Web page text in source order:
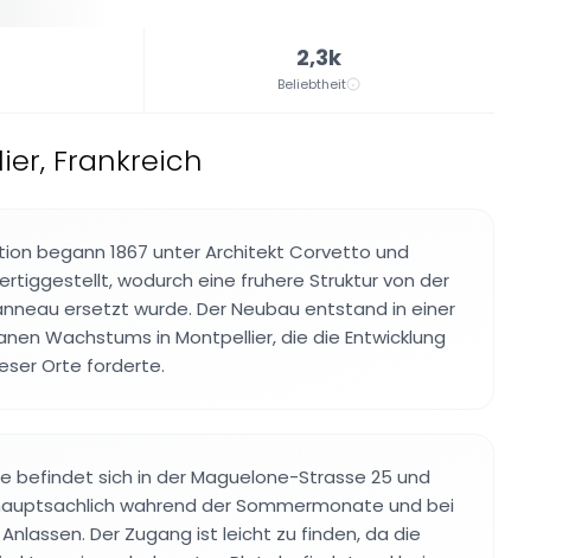
2,3k
Beliebtheit
Frankreich
begann 1867 unter Architekt Corvetto und
wodurch eine fruhere Struktur von der
ersetzt wurde. Der Neubau entstand in einer
Wachstums in Montpellier, die die Entwicklung
Orte forderte.
befindet sich in der Maguelone-Strasse 25 und
wahrend der Sommermonate und bei
Der Zugang ist leicht zu finden, da die